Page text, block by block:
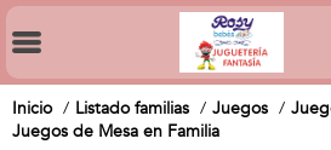
Inicio Listado familias Juegos
Juegos de Mesa en Familia